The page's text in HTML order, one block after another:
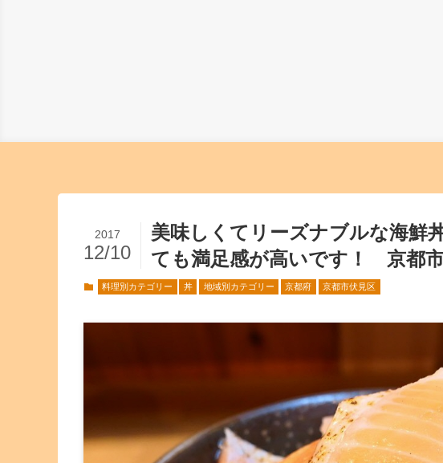
美味しくてリーズナブルな海鮮
ても満足感が高いです！ 京都
2017
12/10
料理別カテゴリー 丼 地域別カテゴリー 京都府 京都市伏見区